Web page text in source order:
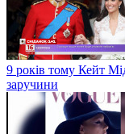
9 років тому Кейт
заручини